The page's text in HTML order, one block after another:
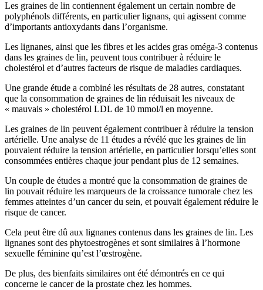
Les graines de lin contiennent également un certain nombre de
polyphénols différents, en particulier lignans, qui agissent comme
d’importants antioxydants dans l’organisme.
Les lignanes, ainsi que les fibres et les acides gras oméga-3 contenus
dans les graines de lin, peuvent tous contribuer à réduire le
cholestérol et d’autres facteurs de risque de maladies cardiaques.
Une grande étude a combiné les résultats de 28 autres, constatant
que la consommation de graines de lin réduisait les niveaux de
« mauvais » cholestérol LDL de 10 mmol/l en moyenne.
Les graines de lin peuvent également contribuer à réduire la tension
artérielle. Une analyse de 11 études a révélé que les graines de lin
pouvaient réduire la tension artérielle, en particulier lorsqu’elles sont
consommées entières chaque jour pendant plus de 12 semaines.
Un couple de études a montré que la consommation de graines de
lin pouvait réduire les marqueurs de la croissance tumorale chez les
femmes atteintes d’un cancer du sein, et pouvait également réduire le
risque de cancer.
Cela peut être dû aux lignanes contenus dans les graines de lin. Les
lignanes sont des phytoestrogènes et sont similaires à l’hormone
sexuelle féminine qu’est l’œstrogène.
De plus, des bienfaits similaires ont été démontrés en ce qui
concerne le cancer de la prostate chez les hommes.